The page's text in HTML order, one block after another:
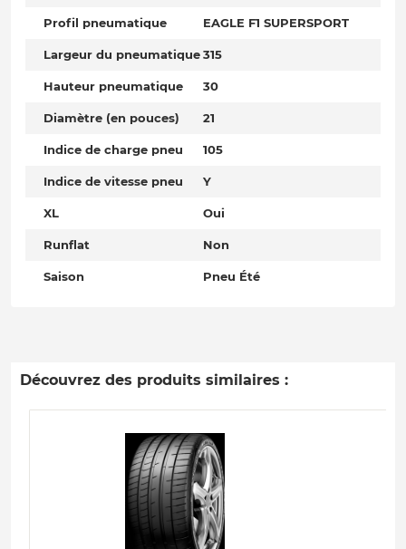
Profil pneumatique EAGLE F1 SUPERSPORT
Largeur du pneumatique315
Hauteur pneumatique 30
Diamètre (en pouces) 21
Indice de charge pneu 105
Indice de vitesse pneu Y
XL Oui
Runflat Non
Saison Pneu Été
Découvrez des produits similaires :